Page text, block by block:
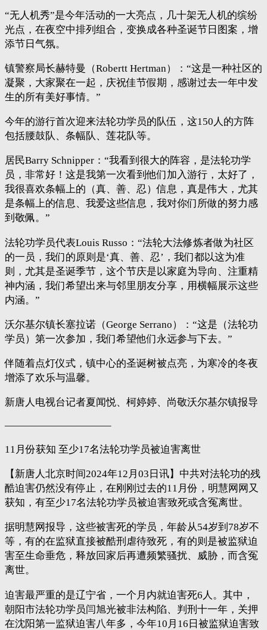
“无人机秀”是今年活动的一大亮点，几十架无人机的缤纷
光点，在夜空中排列组合，变换成各种圣诞节日图案，增
添节日气氛。
镇警察局长赫特曼（Robertt Hertman）：“这是一种社区的
凝聚，大家聚在一起，庆祝佳节假期，感谢过去一年中发
生的所有美好事情。”
今年的游行首次迎来法轮功学员的队伍，这150人的方阵
包括腰鼓队、条幅队、莲花队等。
居民Barry Schnipper：“我看到很大的阵容，是法轮功学
员，非常好！这是我第一次看到他们加入游行，太好了，
我很喜欢条幅上的（真、善、忍）信息，真是伟大，尤其
是条幅上的信息、我爱这些信息，我对你们所做的努力感
到敬佩。”
法轮功学员代表Louis Russo：“法轮大法修炼者做为社区
的一员，我们的原则是‘真、善、忍’，我们都以这为准
则，尤其是圣诞季节，这个节庆是以家庭为导向、注重精
神内涵，我们希望出来与邻里朋友分享，用横幅展示这些
内涵。”
沃尔基尔镇长塞拉诺（George Serrano）：“这是（法轮功
学员）第一次参加，我们希望他们永远参与下去。”
伴随着点灯仪式，镇中心的圣诞树被点亮，为寒冷的冬夜
增添了欢乐与温馨。
新唐人电视台记者夏闻悦、柯婷婷、尚敬沃尔基尔镇报导
——————————–
11月份获知 至少17名法轮功学员被迫害离世
【新唐人北京时间2024年12月03日讯】中共对法轮功的残
酷迫害仍然没有停止，在刚刚过去的11月份，明慧网网又
获知，有至少17名法轮功学员被迫害致死或含冤离世。
据明慧网报导，这些被害死的学员，年龄从54岁到78岁不
等，有的在监狱直接被酷刑虐待致死，有的则是被监狱迫
害至生命垂危，释放回家后再遭频繁骚扰、威胁，而含冤
离世。
迫害最严重的是辽宁省，一个月内就迫害死6人。其中，
朝阳市法轮功学员闫旭光被非法构陷、判刑十一年，关押
在沈阳第一监狱迫害八年多，今年10月16日被监狱迫害致